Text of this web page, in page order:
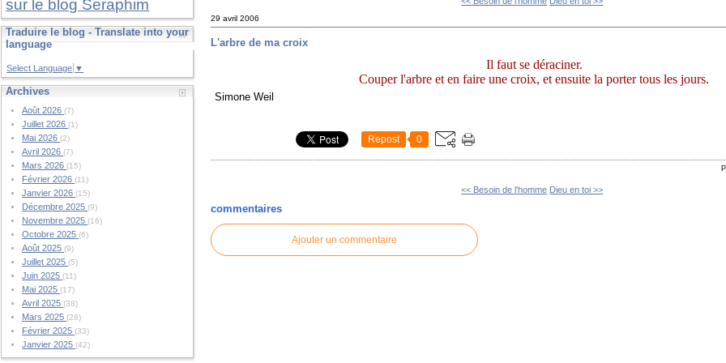
sur le blog Seraphim
Traduire le blog - Translate into your
language
Select Language ▼
Archives
Août 2026(7)
Juillet 2026(1)
Mai 2026(2)
Avril 2026(7)
Mars 2026(15)
Février 2026(11)
Janvier 2026(15)
Décembre 2025(9)
Novembre 2025(16)
Octobre 2025(6)
Août 2025(9)
Juillet 2025(5)
Juin 2025(11)
Mai 2025(17)
Avril 2025(38)
Mars 2025(28)
Février 2025(33)
Janvier 2025(42)
29 avril 2006
L'arbre de ma croix
Il faut se déraciner.
Couper l'arbre et en faire une croix, et ensuite la porter tous les jours.
Simone Weil
Repost 0
<< Besoin de l'homme Dieu en toi >>
commentaires
Ajouter un commentaire